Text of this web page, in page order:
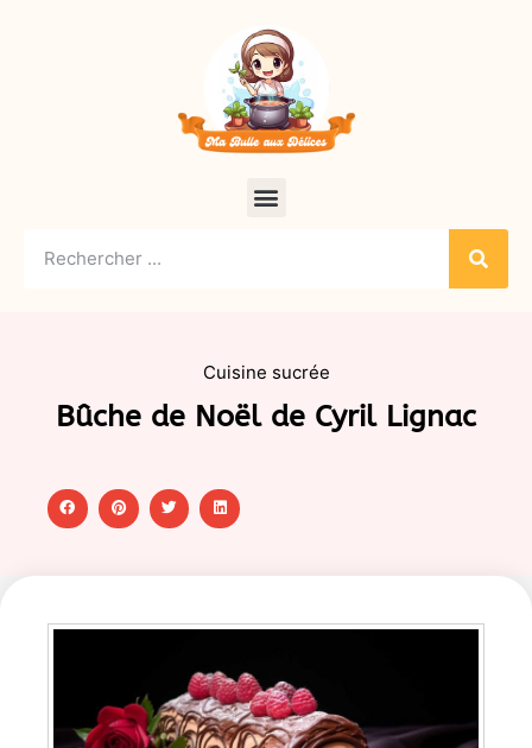
Cuisine sucrée
Bûche de Noël de Cyril Lignac